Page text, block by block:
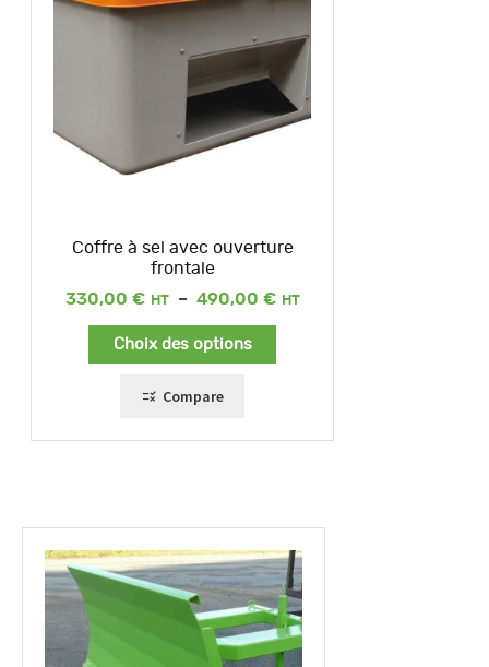
Coffre à sel avec ouverture
frontale
330,00 € – 490,00 €
Plage
Choix des options
Compare